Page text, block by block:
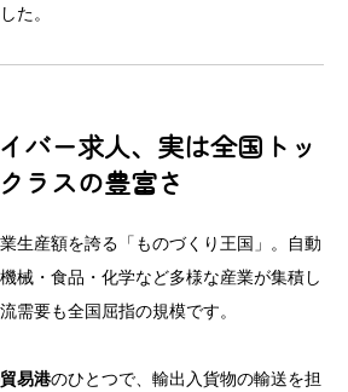
た。
バー求人、実は全国トッ
ラスの豊富さ
生産額を誇る「ものづくり王国」。自動
械・食品・化学など多様な産業が集積し
需要も全国屈指の規模です。
易港のひとつで、輸出入貨物の輸送を担